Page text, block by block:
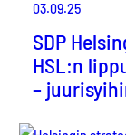
03.09.25
SDP
HSL:n
–